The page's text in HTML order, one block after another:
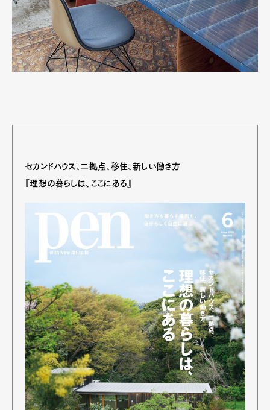
Pen Meet
Pen international Pen tw
セカンドハウス、二拠点、移住、新しい働き方
『理想の暮らしは、ここにある』